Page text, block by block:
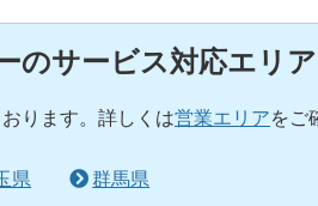
のサービス対応エリア
ります。詳しくは営業エリアをご
県 群馬県